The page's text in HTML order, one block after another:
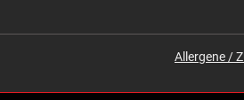
Allergene /